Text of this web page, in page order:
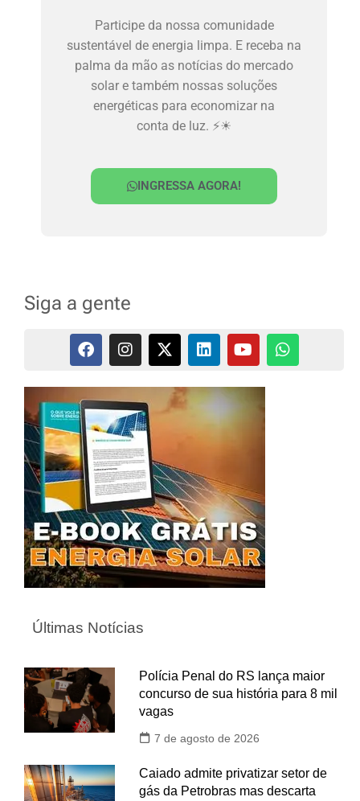
Participe da nossa comunidade
sustentável de energia limpa. E receba na
palma da mão as notícias do mercado
solar e também nossas soluções
energéticas para economizar na
conta de luz. ⚡☀
INGRESSA AGORA!
Siga a gente
Últimas Notícias
Polícia Penal do RS lança maior
concurso de sua história para 8 mil
vagas
7 de agosto de 2026
Caiado admite privatizar setor de
gás da Petrobras mas descarta